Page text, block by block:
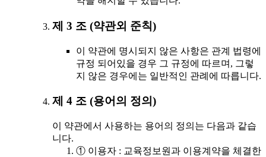
제 3 조 (약관외 준칙)
이 약관에 명시되지 않은 사항은 관계 법령에
규정 되어있을 경우 그 규정에 따르며, 그렇
지 않은 경우에는 일반적인 관례에 따릅니다.
제 4 조 (용어의 정의)
이 약관에서 사용하는 용어의 정의는 다음과 같습
니다.
① 이용자 : 교육정보원과 이용계약을 체결한